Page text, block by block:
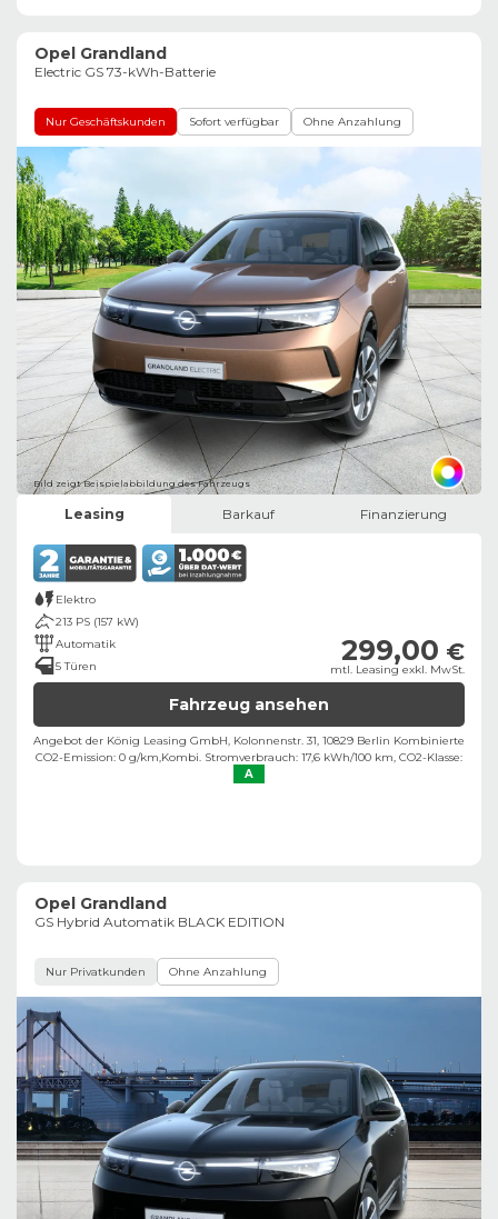
Opel Grandland
Electric GS 73-kWh-Batterie
Nur Geschäftskunden Sofort verfügbar Ohne Anzahlung
Bild zeigt Beispielabbildung des Fahrzeugs
Leasing Barkauf Finanzierung
Elektro
213 PS (157 kW)
Automatik
5 Türen
299,00 €
mtl. Leasing exkl. MwSt.
Fahrzeug ansehen
Angebot der König Leasing GmbH, Kolonnenstr. 31, 10829 Berlin ​ Kombinierte
CO2-Emission: 0 g/km,Kombi. Stromverbrauch: 17,6 kWh/100 km, CO2-Klasse:
A
Opel Grandland
GS Hybrid Automatik BLACK EDITION
Nur Privatkunden Ohne Anzahlung